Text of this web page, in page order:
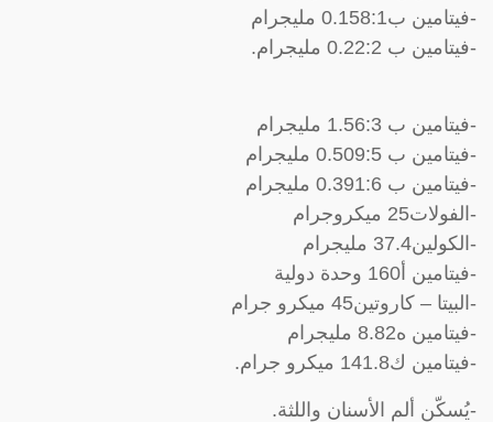
-فيتامين ب0.158:1 مليجرام
-فيتامين ب 0.22:2 مليجرام.
-فيتامين ب 1.56:3 مليجرام
-فيتامين ب 0.509:5 مليجرام
-فيتامين ب 0.391:6 مليجرام
-الفولات25 ميكروجرام
-الكولين37.4 مليجرام
-فيتامين أ160 وحدة دولية
-البيتا – كاروتين45 ميكرو جرام
-فيتامين ه8.82 مليجرام
-فيتامين ك141.8 ميكرو جرام.
-يُسكّن ألم الأسنان واللثة.